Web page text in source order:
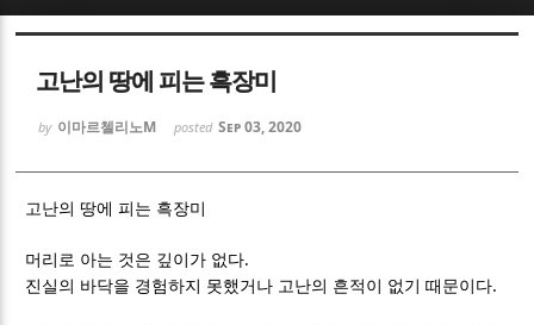
고난의 땅에 피는 흑장미
by 이마르첼리노M posted Sep 03, 2020
고난의 땅에 피는 흑장미
머리로 아는 것은 깊이가 없다.
진실의 바닥을 경험하지 못했거나 고난의 흔적이 없기 때문이다.
Sketchbook5, 스케치북5
Sketchbook5, 스케치북5
Sketchbook5, 스케치북5
Sketchbook5, 스케치북5